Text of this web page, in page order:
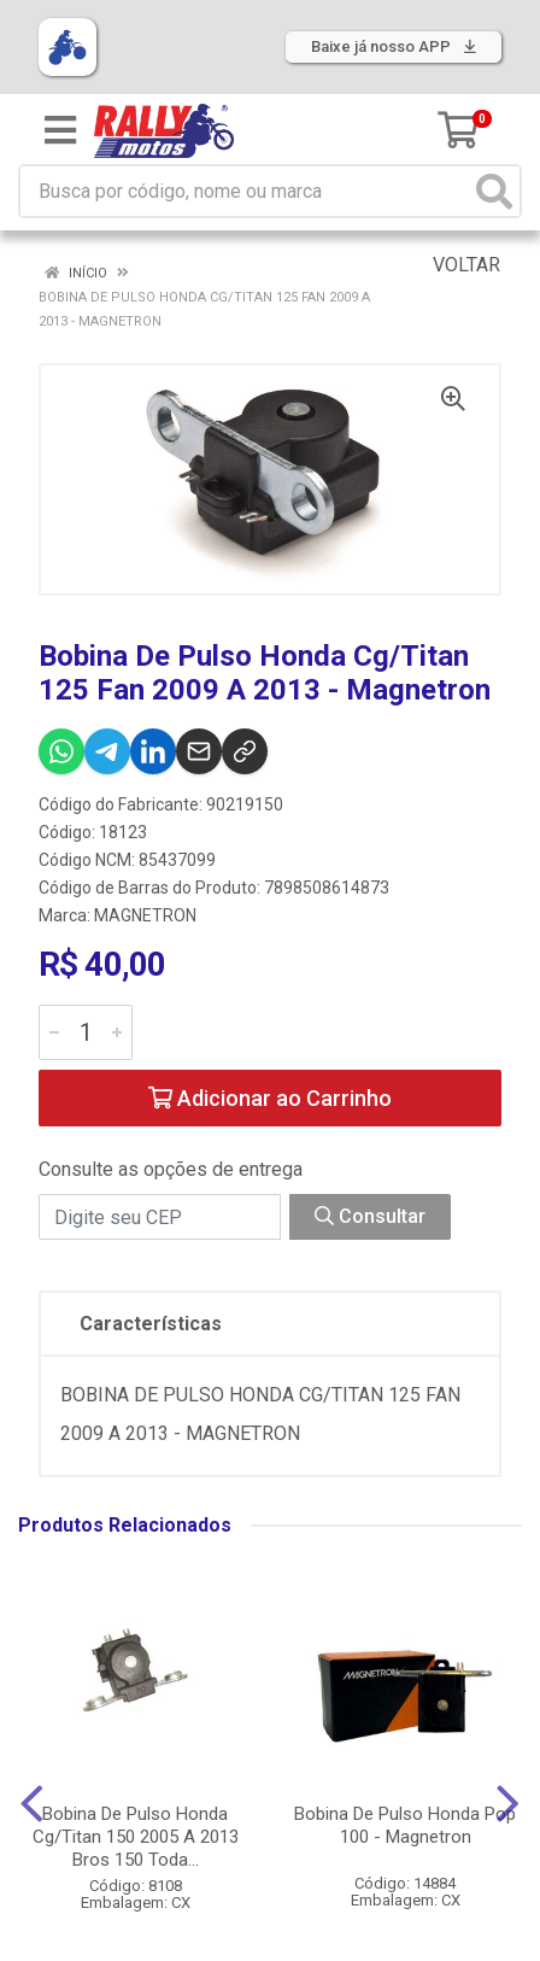
Baixe já nosso APP
0
VOLTAR
INÍCIO
BOBINA DE PULSO HONDA CG/TITAN 125 FAN 2009 A
2013 - MAGNETRON
Bobina De Pulso Honda Cg/Titan
125 Fan 2009 A 2013 - Magnetron
Código do Fabricante: 90219150
Código: 18123
Código NCM: 85437099
Código de Barras do Produto: 7898508614873
Marca: MAGNETRON
R$ 40,00
Adicionar ao Carrinho
Consulte as opções de entrega
Consultar
Características
BOBINA DE PULSO HONDA CG/TITAN 125 FAN
2009 A 2013 - MAGNETRON
Produtos Relacionados
Bobina De Pulso Honda
Cg/Titan 150 2005 A 2013
Bros 150 Toda...
Código: 8108
Embalagem: CX
Bobina De Pulso Honda Pop
100 - Magnetron
Código: 14884
Embalagem: CX